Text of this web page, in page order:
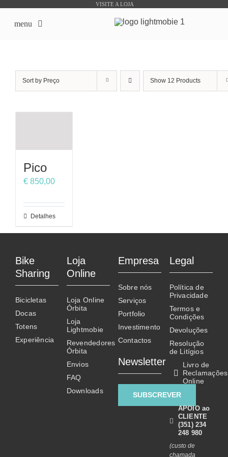
VISITE A LOJA
menu
Sort by Preço Show 12 Products
Pico
€ 850,00
This
variants.
The
may
be
chosen
on
Detalhes
Bike
Sharing
Bicicletas
Docas
Totens
Experiência
Loja
Online
Loja Online
Órbita
Loja
Lightmobie
Revendedores
Órbita
Envios
FAQ
Downloads
Empresa
Sobre nós
Serviços
Portfolio
Investimento
Contactos
Newsletter
SUBSCREVER
Legal
Política de
Privacidade
Termos e
Condições
Devoluções
Resolução
de Litígios
Livro de
Reclamações
Online
APOIO ao
CLIENTE
(351) 234
248 980
(custo de
chamada